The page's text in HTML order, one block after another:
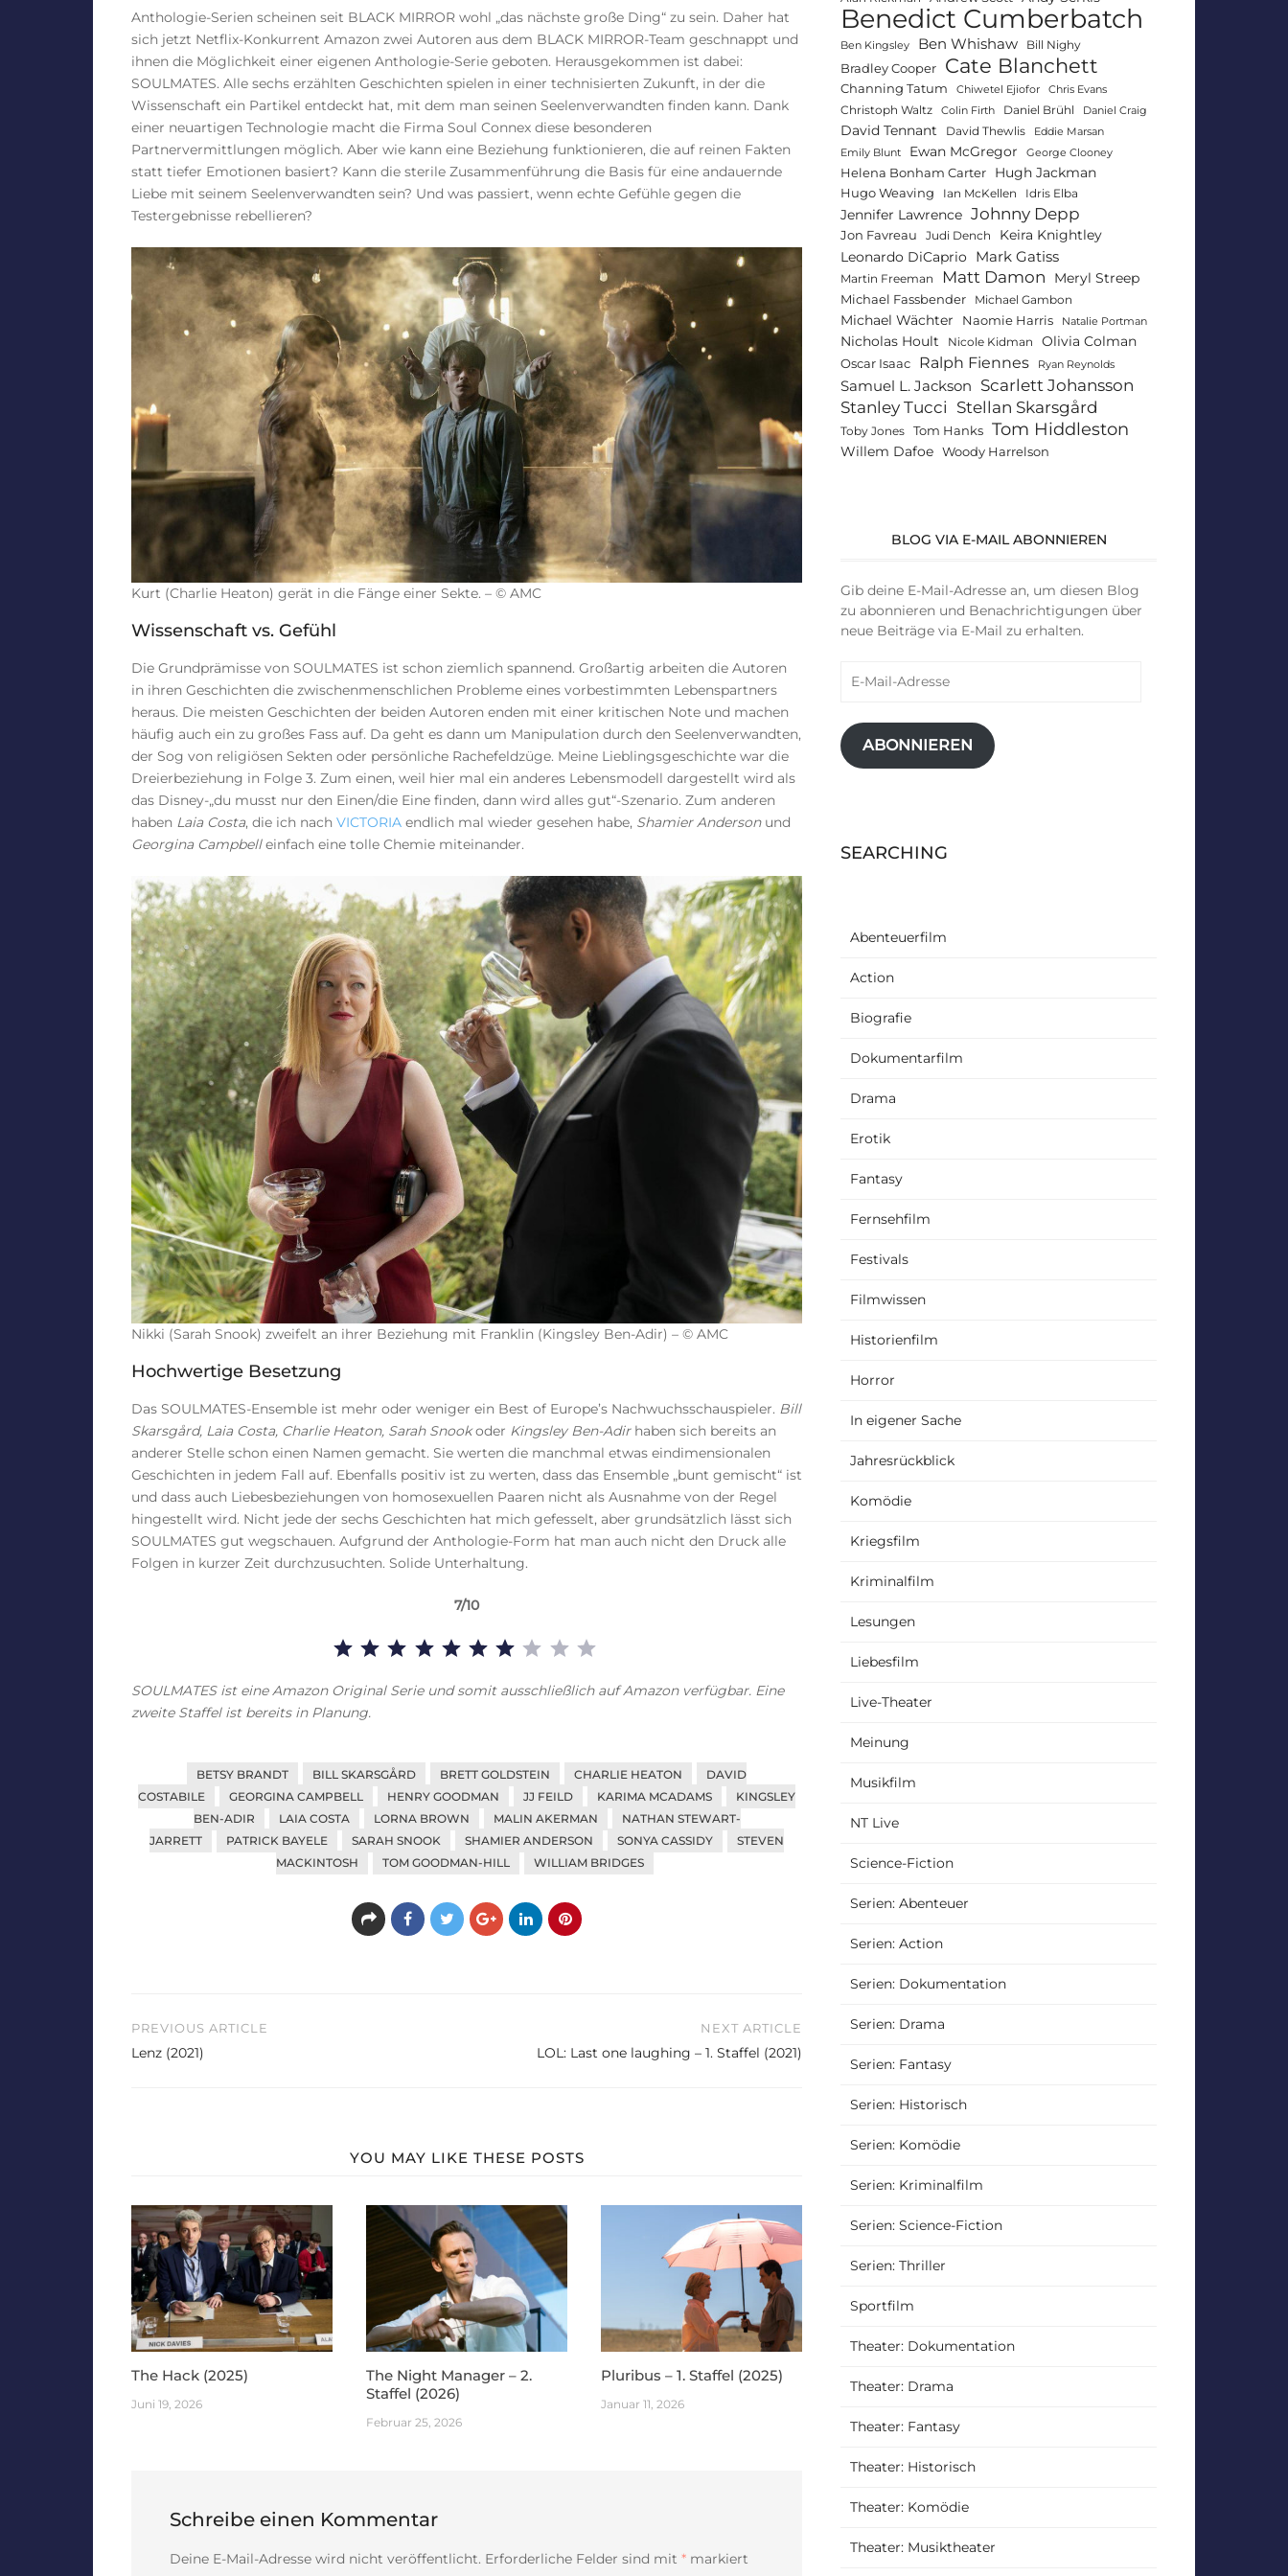
Anthologie-Serien scheinen seit BLACK MIRROR wohl „das nächste große Ding“ zu sein. Daher hat
sich jetzt Netflix-Konkurrent Amazon zwei Autoren aus dem BLACK MIRROR-Team geschnappt und
ihnen die Möglichkeit einer eigenen Anthologie-Serie geboten. Herausgekommen ist dabei:
SOULMATES. Alle sechs erzählten Geschichten spielen in einer technisierten Zukunft, in der die
Wissenschaft ein Partikel entdeckt hat, mit dem man seinen Seelenverwandten finden kann. Dank
einer neuartigen Technologie macht die Firma Soul Connex diese besonderen
Partnervermittlungen möglich. Aber wie kann eine Beziehung funktionieren, die auf reinen Fakten
statt tiefer Emotionen basiert? Kann die sterile Zusammenführung die Basis für eine andauernde
Liebe mit seinem Seelenverwandten sein? Und was passiert, wenn echte Gefühle gegen die
Testergebnisse rebellieren?
Kurt (Charlie Heaton) gerät in die Fänge einer Sekte. – © AMC
Wissenschaft vs. Gefühl
Die Grundprämisse von SOULMATES ist schon ziemlich spannend. Großartig arbeiten die Autoren
in ihren Geschichten die zwischenmenschlichen Probleme eines vorbestimmten Lebenspartners
heraus. Die meisten Geschichten der beiden Autoren enden mit einer kritischen Note und machen
häufig auch ein zu großes Fass auf. Da geht es dann um Manipulation durch den Seelenverwandten,
der Sog von religiösen Sekten oder persönliche Rachefeldzüge. Meine Lieblingsgeschichte war die
Dreierbeziehung in Folge 3. Zum einen, weil hier mal ein anderes Lebensmodell dargestellt wird als
das Disney-„du musst nur den Einen/die Eine finden, dann wird alles gut“-Szenario. Zum anderen
haben Laia Costa, die ich nach VICTORIA endlich mal wieder gesehen habe, Shamier Andersonund
Georgina Campbelleinfach eine tolle Chemie miteinander.
Nikki (Sarah Snook) zweifelt an ihrer Beziehung mit Franklin (Kingsley Ben-Adir) – © AMC
Hochwertige Besetzung
Das SOULMATES-Ensemble ist mehr oder weniger ein Best of Europe’s Nachwuchsschauspieler. Bill
Skarsgård, Laia Costa, Charlie Heaton, Sarah Snookoder Kingsley Ben-Adirhaben sich bereits an
anderer Stelle schon einen Namen gemacht. Sie werten die manchmal etwas eindimensionalen
Geschichten in jedem Fall auf. Ebenfalls positiv ist zu werten, dass das Ensemble „bunt gemischt“ ist
und dass auch Liebesbeziehungen von homosexuellen Paaren nicht als Ausnahme von der Regel
hingestellt wird. Nicht jede der sechs Geschichten hat mich gefesselt, aber grundsätzlich lässt sich
SOULMATES gut wegschauen. Aufgrund der Anthologie-Form hat man auch nicht den Druck alle
Folgen in kurzer Zeit durchzusuchten. Solide Unterhaltung.
7/10
SOULMATES ist eine Amazon Original Serie und somit ausschließlich auf Amazon verfügbar. Eine
zweite Staffel ist bereits in Planung.
BETSY BRANDT BILL SKARSGÅRD BRETT GOLDSTEIN CHARLIE HEATON
DAVID
COSTABILE
GEORGINA CAMPBELL HENRY GOODMAN JJ FEILD KARIMA MCADAMS
KINGSLEY
BEN-ADIR
LAIA COSTA LORNA BROWN MALIN AKERMAN
NATHAN STEWART-
JARRETT
PATRICK BAYELE SARAH SNOOK SHAMIER ANDERSON SONYA CASSIDY
STEVEN
MACKINTOSH
TOM GOODMAN-HILL WILLIAM BRIDGES
Beitragsnavigation
PREVIOUS ARTICLE
Lenz (2021)
NEXT ARTICLE
LOL: Last one laughing – 1. Staffel (2021)
YOU MAY LIKE THESE POSTS
The Hack (2025)
Juni 19, 2026
The Night Manager – 2.
Staffel (2026)
Februar 25, 2026
Pluribus – 1. Staffel (2025)
Januar 11, 2026
Schreibe einen Kommentar
Deine E-Mail-Adresse wird nicht veröffentlicht. Erforderliche Felder sind mit * markiert
Benedict Cumberbatch
Ben Kingsley Ben Whishaw Bill Nighy
Bradley Cooper Cate Blanchett
Channing Tatum Chiwetel Ejiofor Chris Evans
Christoph Waltz Colin Firth Daniel Brühl Daniel Craig
David Tennant David Thewlis
Eddie Marsan
Emily Blunt
Ewan McGregor George Clooney
Helena Bonham Carter Hugh Jackman
Hugo Weaving Ian McKellen Idris Elba
Jennifer Lawrence Johnny Depp
Jon Favreau Judi Dench
Keira Knightley
Leonardo DiCaprio
Mark Gatiss
Martin Freeman Matt Damon Meryl Streep
Michael Fassbender Michael Gambon
Michael Wächter Naomie Harris Natalie Portman
Nicholas Hoult Nicole Kidman Olivia Colman
Oscar Isaac Ralph Fiennes Ryan Reynolds
Samuel L. Jackson Scarlett Johansson
Stanley Tucci Stellan Skarsgård
Toby Jones Tom Hanks Tom Hiddleston
Willem Dafoe Woody Harrelson
BLOG VIA E-MAIL ABONNIEREN
Gib deine E-Mail-Adresse an, um diesen Blog
zu abonnieren und Benachrichtigungen über
neue Beiträge via E-Mail zu erhalten.
Mail-
ABONNIEREN
SEARCHING
Abenteuerfilm
Action
Biografie
Dokumentarfilm
Drama
Erotik
Fantasy
Fernsehfilm
Festivals
Filmwissen
Historienfilm
Horror
In eigener Sache
Jahresrückblick
Komödie
Kriegsfilm
Kriminalfilm
Lesungen
Liebesfilm
Live-Theater
Meinung
Musikfilm
NT Live
Science-Fiction
Serien: Abenteuer
Serien: Action
Serien: Dokumentation
Serien: Drama
Serien: Fantasy
Serien: Historisch
Serien: Komödie
Serien: Kriminalfilm
Serien: Science-Fiction
Serien: Thriller
Sportfilm
Theater: Dokumentation
Theater: Drama
Theater: Fantasy
Theater: Historisch
Theater: Komödie
Theater: Musiktheater